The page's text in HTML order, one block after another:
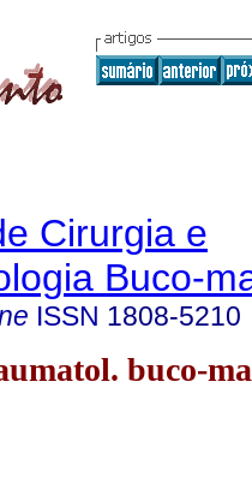
Cirurgia e
Buco-
ISSN 1808-5210
buco-